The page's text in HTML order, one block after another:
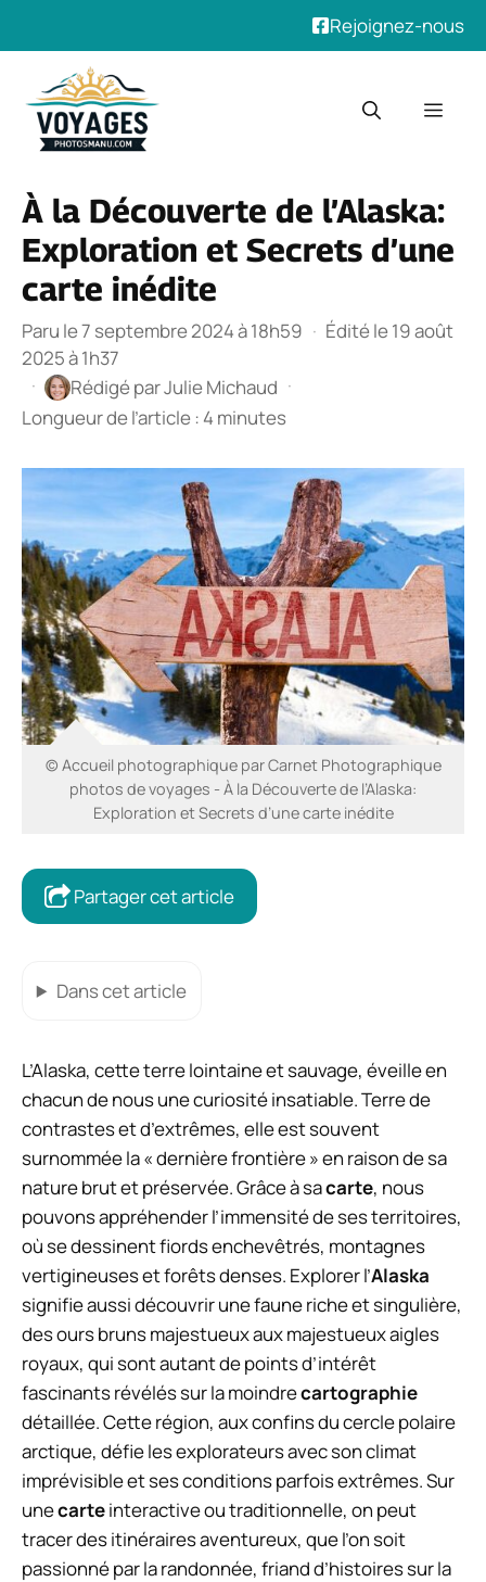
Rejoignez-nous
contenu
À la Découverte de l’Alaska:
Exploration et Secrets d’une
carte inédite
Paru le 7 septembre 2024 à 18h59 · Édité le 19 août
2025 à 1h37
·
Rédigé parJulie Michaud ·
Longueur de l’article : 4 minutes
© Accueil photographique par Carnet Photographique
photos de voyages - À la Découverte de l’Alaska:
Exploration et Secrets d’une carte inédite
Partager cet article
Dans cet article
L’Alaska, cette terre lointaine et sauvage, éveille en
chacun de nous une curiosité insatiable. Terre de
contrastes et d’extrêmes, elle est souvent
surnommée la « dernière frontière » en raison de sa
nature brut et préservée. Grâce à sacarte, nous
pouvons appréhender l’immensité de ses territoires,
où se dessinent fiords enchevêtrés, montagnes
vertigineuses et forêts denses. Explorer l’Alaska
signifie aussi découvrir une faune riche et singulière,
des ours bruns majestueux aux majestueux aigles
royaux, qui sont autant de points d’intérêt
fascinants révélés sur la moindrecartographie
détaillée. Cette région, aux confins du cercle polaire
arctique, défie les explorateurs avec son climat
imprévisible et ses conditions parfois extrêmes. Sur
unecarteinteractive ou traditionnelle, on peut
tracer des itinéraires aventureux, que l’on soit
passionné par la randonnée, friand d’histoires sur la